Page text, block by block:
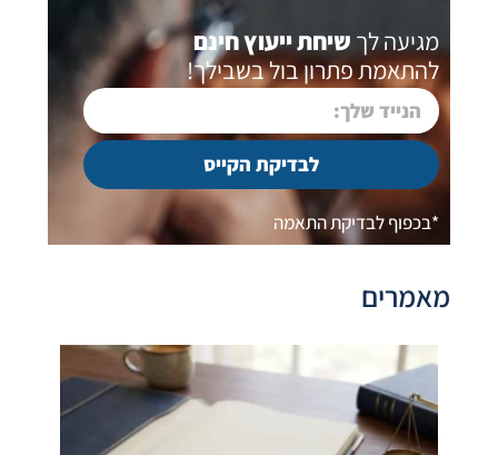
מגיעה לך שיחת ייעוץ חינם
להתאמת פתרון בול בשבילך!
לבדיקת הקייס
*בכפוף לבדיקת התאמה
מאמרים